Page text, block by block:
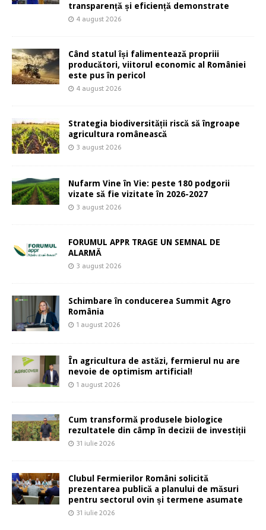
transparență și eficiență demonstrate
4 august 2026
Când statul își falimentează propriii
producători, viitorul economic al României
este pus în pericol
4 august 2026
Strategia biodiversității riscă să îngroape
agricultura românească
3 august 2026
Nufarm Vine în Vie: peste 180 podgorii
vizate să fie vizitate în 2026-2027
3 august 2026
FORUMUL APPR TRAGE UN SEMNAL DE
ALARMĂ
3 august 2026
Schimbare în conducerea Summit Agro
România
1 august 2026
În agricultura de astăzi, fermierul nu are
nevoie de optimism artificial!
1 august 2026
Cum transformă produsele biologice
rezultatele din câmp în decizii de investiții
31 iulie 2026
Clubul Fermierilor Români solicită
prezentarea publică a planului de măsuri
pentru sectorul ovin și termene asumate
31 iulie 2026